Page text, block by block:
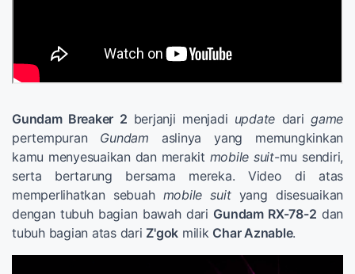
Gundam Breaker 2 berjanji menjadi update darigame
pertempuran Gundam aslinya yang memungkinkan
kamu menyesuaikan dan merakit mobile suit-mu sendiri,
serta bertarung bersama mereka. Video di atas
memperlihatkan sebuahmobile suityang disesuaikan
dengan tubuh bagian bawah dari Gundam RX-78-2 dan
tubuh bagian atas dari Z'gok milik Char Aznable.